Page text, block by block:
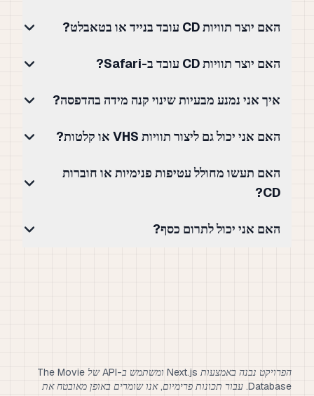
האם יוצר תוויות CD עובד בנייד או בטאבלט?
האם יוצר תוויות CD עובד ב-Safari?
איך אני נמנע מבעיות שינוי קנה מידה בהדפסה?
האם אני יכול גם ליצור תוויות VHS או קלטות?
האם תעשו מחולל עטיפות פנימיות או חוברות
CD?
האם אני יכול לתרום כסף?
הפרויקט נבנה באמצעות Next.js ומשתמש ב-API של The Movie
Database. עבור תכונות פרימיום, אנו שומרים באופן מאובטח את